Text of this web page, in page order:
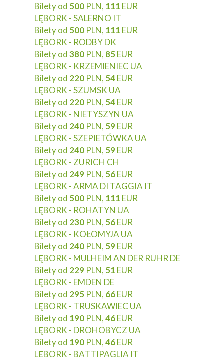
Bilety od 500 PLN, 111 EUR
LĘBORK - SALERNO IT
Bilety od 500 PLN, 111 EUR
LĘBORK - RODBY DK
Bilety od380 PLN, 85EUR
LĘBORK - KRZEMIENIEC UA
Bilety od 220 PLN, 54EUR
LĘBORK - SZUMSK UA
Bilety od 220 PLN, 54EUR
LĘBORK - NIETYSZYN UA
Bilety od 240 PLN, 59EUR
LĘBORK - SZEPIETÓWKA UA
Bilety od 240 PLN, 59EUR
LĘBORK - ZURICH CH
Bilety od 249 PLN, 56EUR
LĘBORK - ARMA DI TAGGIA IT
Bilety od 500 PLN, 111 EUR
LĘBORK - ROHATYN UA
Bilety od 230 PLN, 56EUR
LĘBORK - KOŁOMYJA UA
Bilety od 240 PLN, 59EUR
LĘBORK - MULHEIM AN DER RUHR DE
Bilety od 229 PLN, 51 EUR
LĘBORK - EMDEN DE
Bilety od 295 PLN, 66EUR
LĘBORK - TRUSKAWIEC UA
Bilety od 190 PLN,46EUR
LĘBORK - DROHOBYCZ UA
Bilety od 190 PLN,46EUR
LĘBORK - BATTIPAGLIA IT